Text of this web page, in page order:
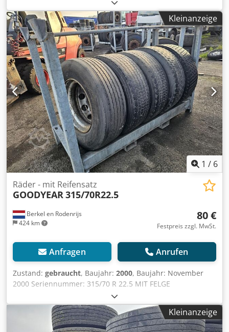
22.5, PROFILTIEFE 3 BIS 6 MM.
Kleinanzeige
1 / 6
Berkel en Rodenrijs
424 km
Räder - mit Reifensatz
GOODYEAR315/70R22.5
80 €
Festpreis zzgl. MwSt.
Anfragen Anrufen
Zustand: gebraucht, Baujahr: 2000, Baujahr: November
2000 Seriennummer: 315/70 R 22.5 MIT FELGE
GEBRAUCHTE TRAILERREIFEN 315/70 R 22.5, 3 BIS 5 MM
MIT FELGE Djdpfx Aaoxwktgegekr
Kleinanzeige